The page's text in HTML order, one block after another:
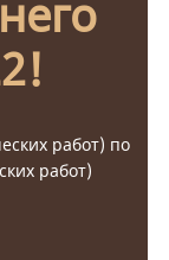
работ) по
работ)